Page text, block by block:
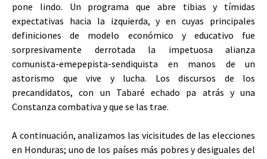
pone lindo. Un programa que abre tibias y tímidas
expectativas hacia la izquierda, y en cuyas principales
definiciones de modelo económico y educativo fue
sorpresivamente derrotada la impetuosa alianza
comunista-emepepista-sendiquista en manos de un
astorismo que vive y lucha. Los discursos de los
precandidatos, con un Tabaré echado pa atrás y una
Constanza combativa y que se las trae.
A continuación, analizamos las vicisitudes de las elecciones
en Honduras; uno de los países más pobres y desiguales del